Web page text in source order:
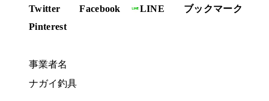
Twitter Facebook LINE
ブックマーク
Pinterest
事業者名
ナガイ釣具